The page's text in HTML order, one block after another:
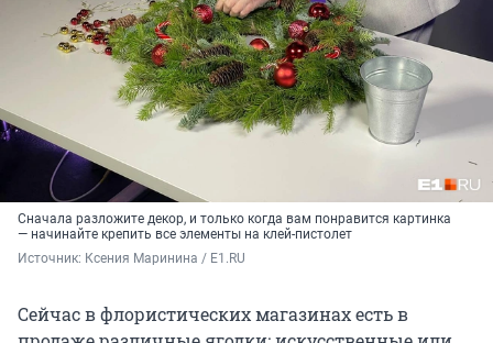
Сначала разложите декор, и только когда вам понравится картинка
— начинайте крепить все элементы на клей-пистолет
Источник: Ксения Маринина / E1.RU
Сейчас в флористических магазинах есть в